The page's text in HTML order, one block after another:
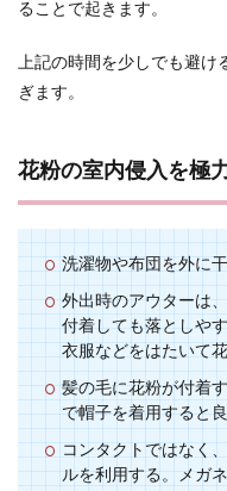
ることで起きます。
上記の時間を少しでも避け
ぎます。
花粉の室内侵入を極
洗濯物や布団を外に
外出時のアウターは
付着しても落としや
衣服などをはたいて
髪の毛に花粉が付着
で帽子を着用すると
コンタクトではなく
ルを利用する。メガ